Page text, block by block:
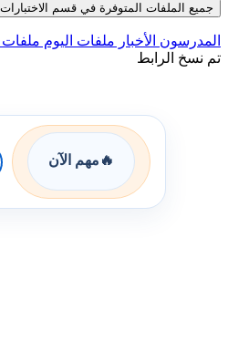
جميع الملفات المتوفرة في قسم الاختبارات
المدرسون الأخبار ملفات اليوم
تم نسخ الرابط
🔥 مهم الآن